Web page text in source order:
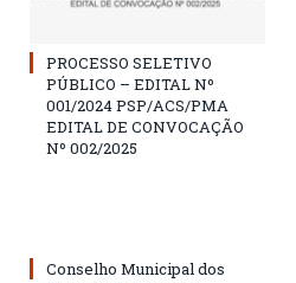
PROCESSO SELETIVO
PÚBLICO – EDITAL Nº
001/2024 PSP/ACS/PMA
EDITAL DE CONVOCAÇÃO
Nº 002/2025
Conselho Municipal dos